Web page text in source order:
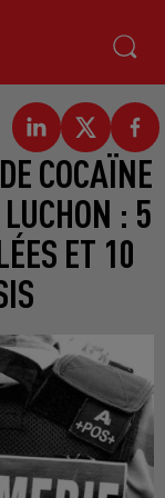
COCAÏNE
: 5
ET 10